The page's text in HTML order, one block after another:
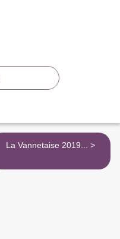
La Vannetaise 2019... >